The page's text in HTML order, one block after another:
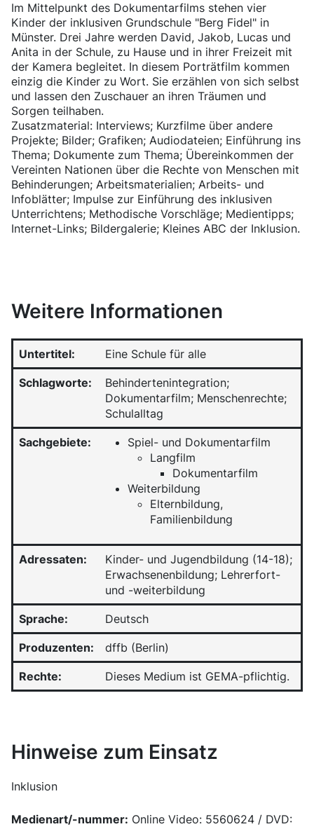
Im Mittelpunkt des Dokumentarfilms stehen vier
Kinder der inklusiven Grundschule "Berg Fidel" in
Münster. Drei Jahre werden David, Jakob, Lucas und
Anita in der Schule, zu Hause und in ihrer Freizeit mit
der Kamera begleitet. In diesem Porträtfilm kommen
einzig die Kinder zu Wort. Sie erzählen von sich selbst
und lassen den Zuschauer an ihren Träumen und
Sorgen teilhaben.
Zusatzmaterial: Interviews; Kurzfilme über andere
Projekte; Bilder; Grafiken; Audiodateien; Einführung ins
Thema; Dokumente zum Thema; Übereinkommen der
Vereinten Nationen über die Rechte von Menschen mit
Behinderungen; Arbeitsmaterialien; Arbeits- und
Infoblätter; Impulse zur Einführung des inklusiven
Unterrichtens; Methodische Vorschläge; Medientipps;
Internet-Links; Bildergalerie; Kleines ABC der Inklusion.
Weitere Informationen
Untertitel: Eine Schule für alle
Schlagworte:
Behindertenintegration;
Dokumentarfilm; Menschenrechte;
Schulalltag
Sachgebiete:
Spiel- und Dokumentarfilm
Langfilm
Dokumentarfilm
Weiterbildung
Elternbildung,
Familienbildung
Adressaten:
Kinder- und Jugendbildung (14-18);
Erwachsenenbildung; Lehrerfort-
und -weiterbildung
Sprache: Deutsch
Produzenten: dffb (Berlin)
Rechte: Dieses Medium ist GEMA-pflichtig.
Hinweise zum Einsatz
Inklusion
Medienart/-nummer: Online Video: 5560624 / DVD: